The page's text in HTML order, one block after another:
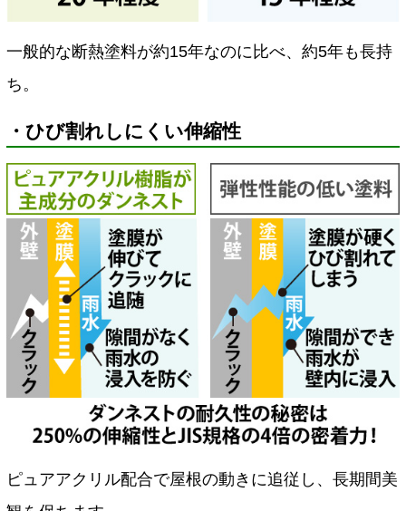
一般的な断熱塗料が約15年なのに比べ、約5年も長持
ち。
・ひび割れしにくい伸縮性
ピュアアクリル配合で屋根の動きに追従し、長期間美